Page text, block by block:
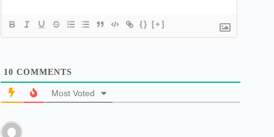
{} [+]
10 COMMENTS
Most Voted